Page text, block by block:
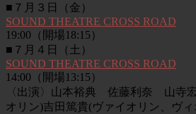
■７月３日（金）
SOUND THEATRE CROSS ROAD
19:00（開場18:15）
■７月４日（土）
SOUND THEATRE CROSS ROAD
14:00（開場13:15）
〈出演〉山本裕典 佐藤利奈 山寺
オリン)吉田篤貴(ヴァイオリン、ヴ